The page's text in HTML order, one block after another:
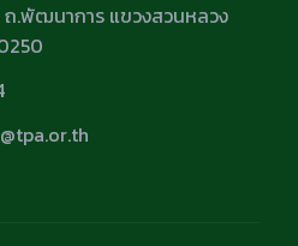
.พัฒนาการ แขวงสวนหลวง